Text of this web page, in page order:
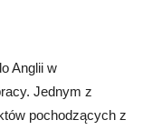
Anglii w
Jednym z
pochodzących z